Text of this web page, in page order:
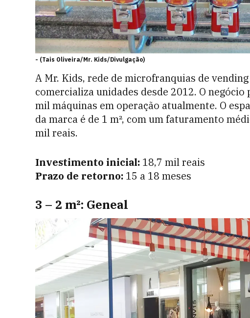
- (Tais Oliveira/Mr. Kids/Divulgação)
A Mr. Kids, rede de microfranquias de
comercializa unidades desde 2012. O
mil máquinas em operação atualmente. O
da marca é de 1 m², com um faturamento
mil reais.
Investimento inicial: 18,7 mil reais
Prazo de retorno: 15 a 18 meses
3 – 2 m²: Geneal